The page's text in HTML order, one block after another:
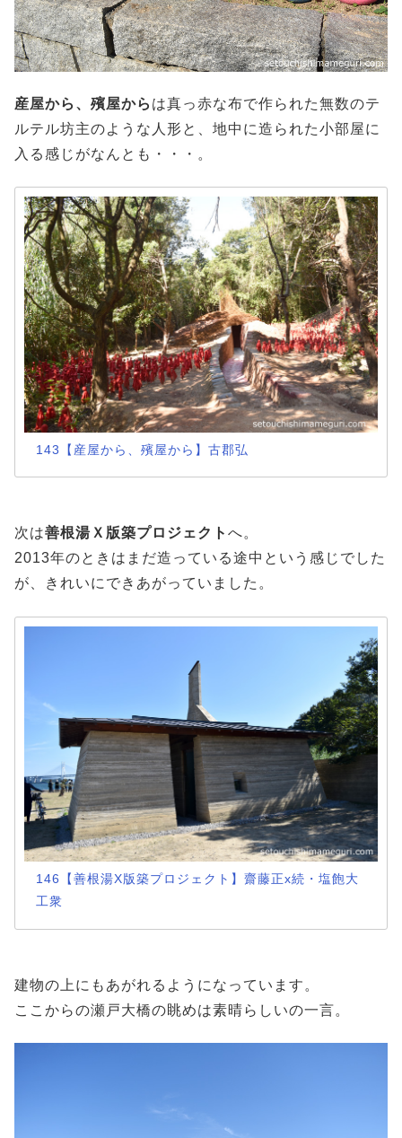
産屋から、殯屋から は真っ赤な布で作られた無数のテ
ルテル坊主のような人形と、地中に造られた小部屋に
入る感じがなんとも・・・。
143【産屋から、殯屋から】古郡弘
次は善根湯Ｘ版築プロジェクト へ。
2013年のときはまだ造っている途中という感じでした
が、きれいにできあがっていました。
146【善根湯X版築プロジェクト】齋藤正x続・塩飽大
工衆
建物の上にもあがれるようになっています。
ここからの瀬戸大橋の眺めは素晴らしいの一言。